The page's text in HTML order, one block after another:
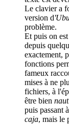
Le clavier a
version d
problème.
Et puis on est
depuis
exactement,
fonctions
fameux
mises à ne
fichiers, à
être bien
puis passant
caja, mais le